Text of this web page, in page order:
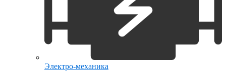
Электро-механика